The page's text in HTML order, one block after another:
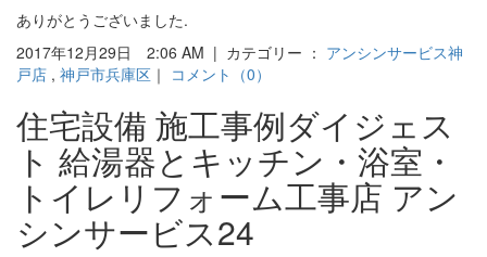
ありがとうございました.
2017年12月29日 2:06 AM | カテゴリー ： アンシンサービス神
戸店 , 神戸市兵庫区 ｜ コメント（0）
住宅設備 施工事例ダイジェス
ト 給湯器とキッチン・浴室・
トイレリフォーム工事店 アン
シンサービス24